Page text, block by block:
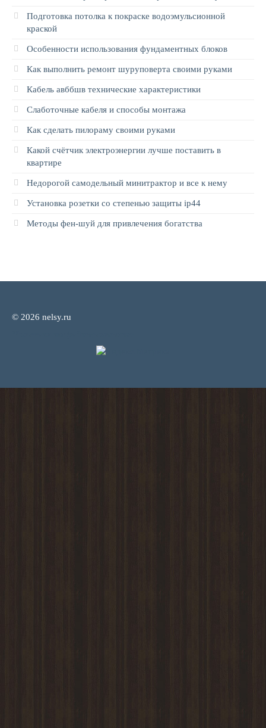
Подготовка потолка к покраске водоэмульсионной
краской
Особенности использования фундаментных блоков
Как выполнить ремонт шуруповерта своими руками
Кабель авббшв технические характеристики
Слаботочные кабеля и способы монтажа
Как сделать пилораму своими руками
Какой счётчик электроэнергии лучше поставить в
квартире
Недорогой самодельный минитрактор и все к нему
Установка розетки со степенью защиты ip44
Методы фен-шуй для привлечения богатства
© 2026 nelsy.ru